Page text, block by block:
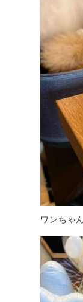
ワンちゃ